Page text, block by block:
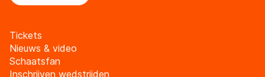
Tickets
Nieuws & video
Schaatsfan
Inschrijven wedstrijden